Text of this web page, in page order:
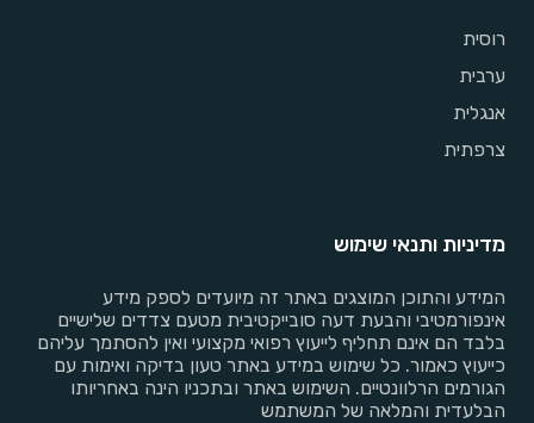
רוסית
ערבית
אנגלית
צרפתית
מדיניות ותנאי שימוש
המידע והתוכן המוצגים באתר זה מיועדים לספק מידע
אינפורמטיבי והבעת דעה סובייקטיבית מטעם צדדים שלישיים
בלבד הם אינם תחליף לייעוץ רפואי מקצועי ואין להסתמך עליהם
כייעוץ כאמור. כל שימוש במידע באתר טעון בדיקה ואימות עם
הגורמים הרלוונטיים. השימוש באתר ובתכניו הינה באחריותו
הבלעדית והמלאה של המשתמש